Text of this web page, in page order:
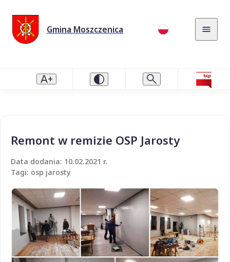
Gmina Moszczenica
Remont w remizie OSP Jarosty
Data dodania: 10.02.2021 r.
Tagi: osp jarosty